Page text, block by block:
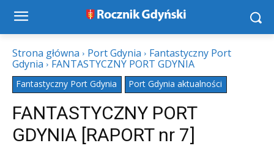
Strona główna Port Gdynia
Fantastyczny Port
Gdynia
FANTASTYCZNY PORT GDYNIA
Fantastyczny Port Gdynia Port Gdynia aktualności
FANTASTYCZNY PORT
GDYNIA [RAPORT nr 7]